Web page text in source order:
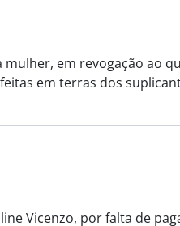
em revogação ao
em terras dos
Vicenzo, por falta de